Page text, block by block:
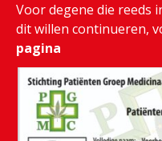
Voor degene die reeds
dit willen continueren,
pagina